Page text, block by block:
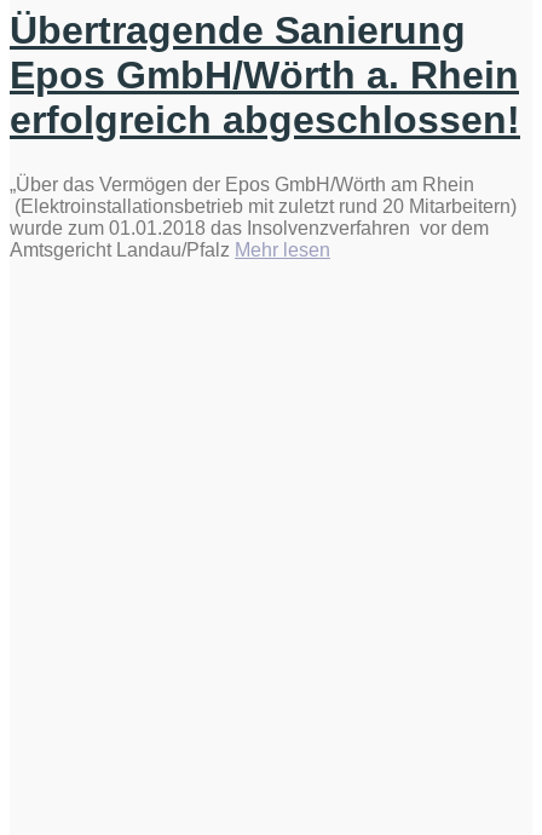
Übertragende Sanierung
Epos GmbH/Wörth a. Rhein
erfolgreich abgeschlossen!
„Über das Vermögen der Epos GmbH/Wörth am Rhein
(Elektroinstallationsbetrieb mit zuletzt rund 20 Mitarbeitern)
wurde zum 01.01.2018 das Insolvenzverfahren vor dem
Amtsgericht Landau/Pfalz Mehr lesen